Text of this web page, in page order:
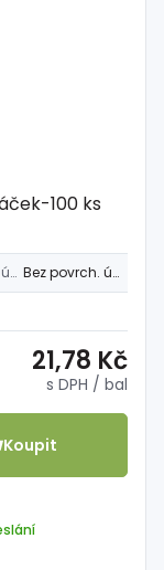
100 ks
Povrchová úprava Bez povrch. úpravy
21,78 Kč
s DPH / bal
Koupit